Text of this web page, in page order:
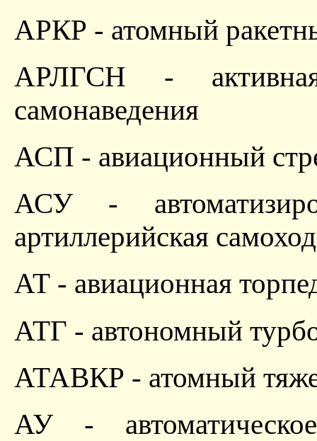
АРКР - атомный
АРЛГСН - активная
самонаведения
АСП - авиационный
АСУ -
артиллерийская
АТ - авиационная
АТГ - автономный
АТАВКР - атомный
АУ - автоматическое